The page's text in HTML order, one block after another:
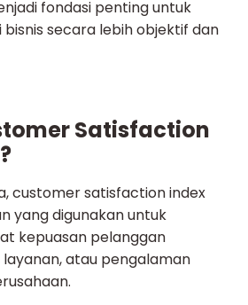
fondasi penting untuk
secara lebih objektif dan
Satisfaction
customer satisfaction index
yang digunakan untuk
kepuasan pelanggan
atau pengalaman